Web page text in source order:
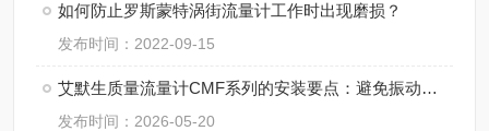
如何防止罗斯蒙特涡街流量计工作时出现磨损？
发布时间：2022-09-15
艾默生质量流量计CMF系列的安装要点：避免振动、应力与两相流干扰
发布时间：2026-05-20